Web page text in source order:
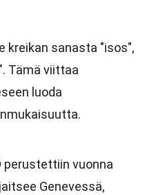
kreikan sanasta "isos",
Tämä viittaa
luoda
perustettiin vuonna
Genevessä,